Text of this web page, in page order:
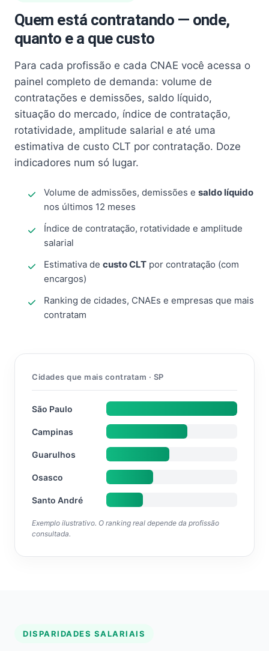
Quem está contratando — onde,
quanto e a que custo
Para cada profissão e cada CNAE você acessa o
painel completo de demanda: volume de
contratações e demissões, saldo líquido,
situação do mercado, índice de contratação,
rotatividade, amplitude salarial e até uma
estimativa de custo CLT por contratação. Doze
indicadores num só lugar.
Volume de admissões, demissões e saldo líquido
nos últimos 12 meses
Índice de contratação, rotatividade e amplitude
salarial
Estimativa de custo CLT por contratação (com
encargos)
Ranking de cidades, CNAEs e empresas que mais
contratam
Cidades que mais contratam · SP
São Paulo
Campinas
Guarulhos
Osasco
Santo André
Exemplo ilustrativo. O ranking real depende da profissão
consultada.
DISPARIDADES SALARIAIS